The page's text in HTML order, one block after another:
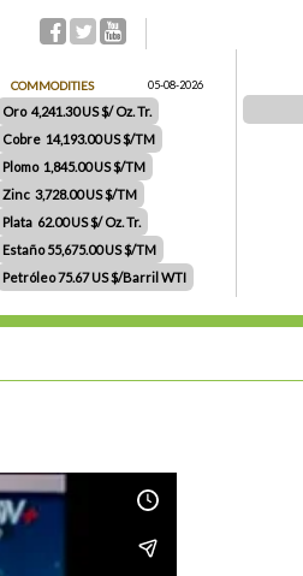
COMMODITIES 05-08-2026
Oro 4,241.30 US $/ Oz. Tr.
Cobre 14,193.00 US $/TM
Plomo 1,845.00 US $/TM
Zinc 3,728.00 US $/TM
Plata 62.00 US $/ Oz. Tr.
Estaño 55,675.00 US $/TM
Petróleo 75.67 US $/Barril WTI